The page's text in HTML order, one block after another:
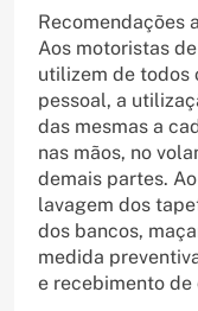
Recomendações
Aos motoristas
utilizem de todos
pessoal, a
das mesmas a
nas mãos, no
demais partes.
lavagem dos
dos bancos,
medida
e recebimento de